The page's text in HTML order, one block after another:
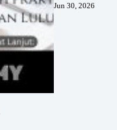
Jun 30, 2026